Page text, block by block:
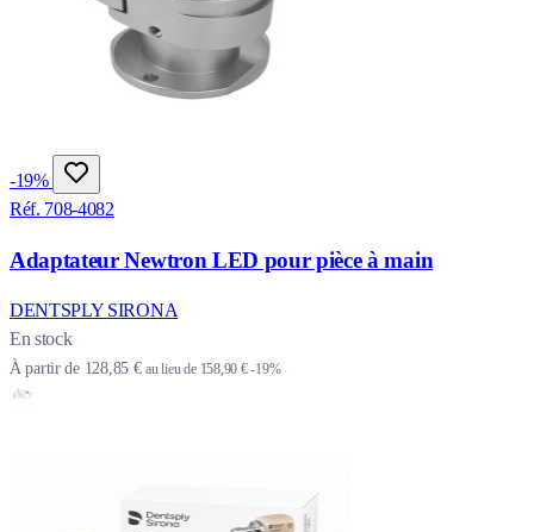
-19%
Réf. 708-4082
Adaptateur Newtron LED pour pièce à main
DENTSPLY SIRONA
En stock
À partir de 128,85 € au lieu de 158,90 €-19%